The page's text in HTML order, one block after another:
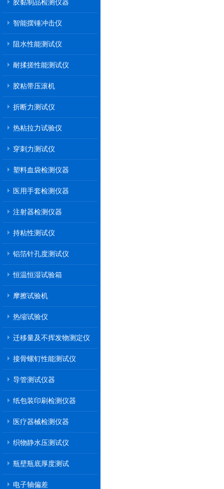
胶黏制品检测仪器
智能摆锤冲击仪
阻水性能测试仪
耐揉搓性能测试仪
胶粘带压滚机
折断力测试仪
热粘拉力试验仪
穿刺力测试仪
塑料血袋检测仪器
医用手套检测仪器
注射器检测仪器
持粘性测试仪
铝箔针孔度测试仪
恒温恒湿试验箱
摩擦试验机
热缩试验仪
迁移量及不挥发物测定仪
接骨螺钉性能测试仪
导管测试仪器
纸包装印刷检测仪器
医疗器械检测仪器
织物静水压测试仪
瓶壁瓶底厚度测试
电子轴偏差